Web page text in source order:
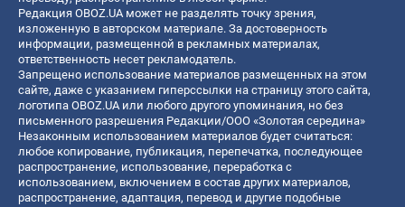
Редакция OBOZ.UA может не разделять точку зрения,
изложенную в авторском материале. За достоверность
информации, размещенной в рекламных материалах,
ответственность несет рекламодатель.
Запрещено использование материалов размещенных на этом
сайте, даже с указанием гиперссылки на страницу этого сайта,
логотипа OBOZ.UA или любого другого упоминания, но без
письменного разрешения Редакции/ООО «Золотая середина»
Незаконным использованием материалов будет считаться:
любое копирование, публикация, перепечатка, последующее
распространение, использование, переработка с
использованием, включением в состав других материалов,
распространение, адаптация, перевод и другие подобные